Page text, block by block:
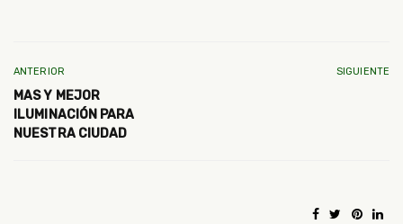
ANTERIOR
MAS Y MEJOR
ILUMINACIÓN PARA
NUESTRA CIUDAD
SIGUIENTE